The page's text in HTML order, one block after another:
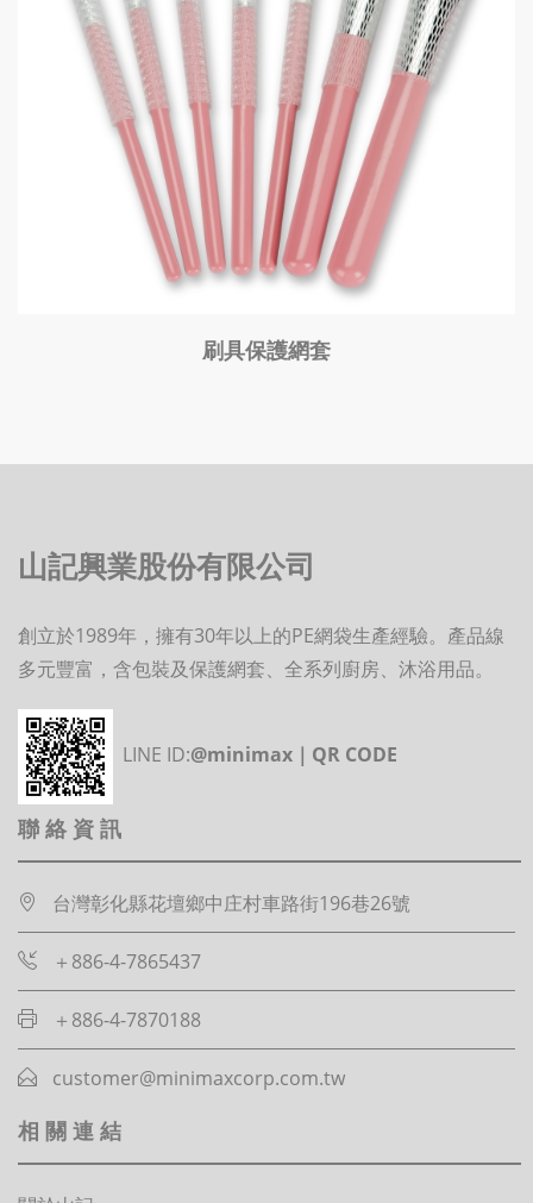
刷具保護網套
山記興業股份有限公司
創立於1989年，擁有30年以上的PE網袋生產經驗。產品線
多元豐富，含包裝及保護網套、全系列廚房、沐浴用品。
LINE ID:@minimax｜QR CODE
聯絡資訊
台灣彰化縣花壇鄉中庄村車路街196巷26號
＋886-4-7865437
＋886-4-7870188
customer@minimaxcorp.com.tw
相關連結